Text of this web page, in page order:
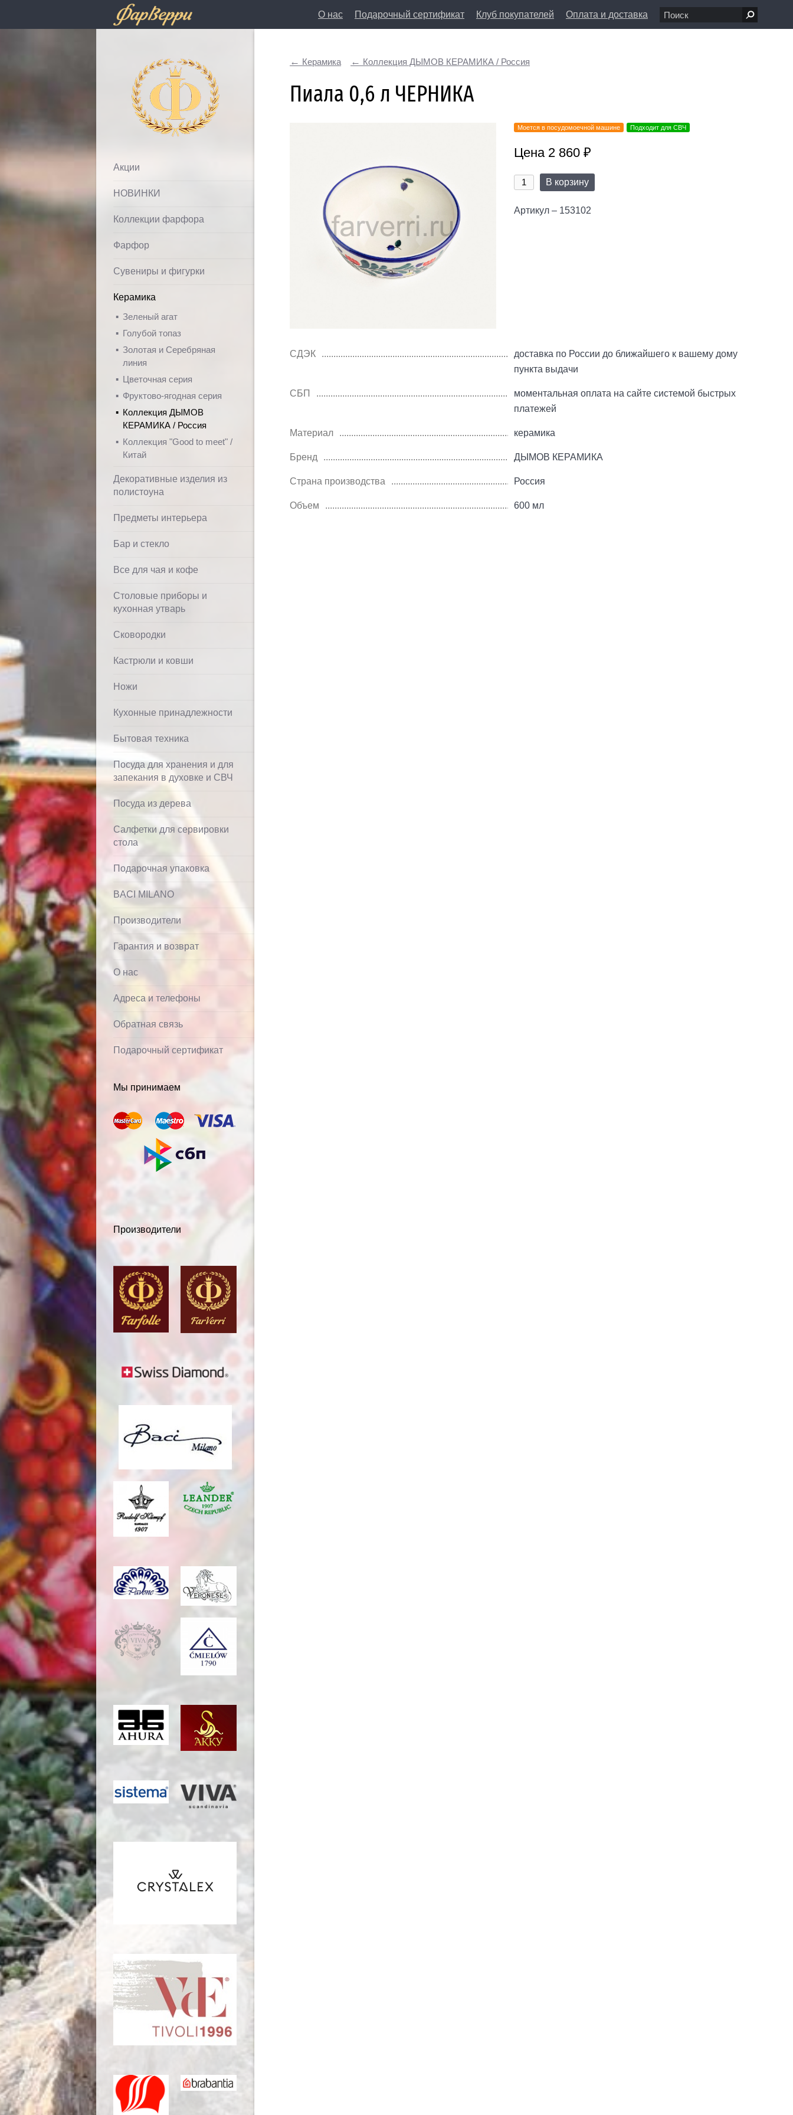
О нас Подарочный сертификат Клуб покупателей Оплата и доставка
Фарфолле
Акции
НОВИНКИ
Коллекции фарфора
Фарфор
Сувениры и фигурки
Керамика
Зеленый агат
Голубой топаз
Золотая и Серебряная
линия
Цветочная серия
Фруктово-ягодная серия
Коллекция ДЫМОВ
КЕРАМИКА / Россия
Коллекция "Good to meet" /
Китай
Декоративные изделия из
полистоуна
Предметы интерьера
Бар и стекло
Все для чая и кофе
Столовые приборы и
кухонная утварь
Сковородки
Кастрюли и ковши
Ножи
Кухонные принадлежности
Бытовая техника
Посуда для хранения и для
запекания в духовке и СВЧ
Посуда из дерева
Салфетки для сервировки
стола
Подарочная упаковка
BACI MILANO
Производители
Гарантия и возврат
О нас
Адреса и телефоны
Обратная связь
Подарочный сертификат
Мы принимаем
Производители
Керамика Коллекция ДЫМОВ КЕРАМИКА / Россия
Пиала 0,6 л ЧЕРНИКА
Моется в посудомоечной машине Подходит для СВЧ
Цена 2 860 ₽
В корзину
Артикул – 153102
СДЭК
доставка по России до ближайшего к вашему дому
пункта выдачи
СБП
моментальная оплата на сайте системой быстрых
платежей
Материал керамика
Бренд ДЫМОВ КЕРАМИКА
Страна производства Россия
Объем 600 мл